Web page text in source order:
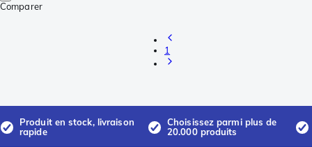
Comparer
1
Produit en stock, livraison
rapide
Choisissez parmi plus de
20.000 produits